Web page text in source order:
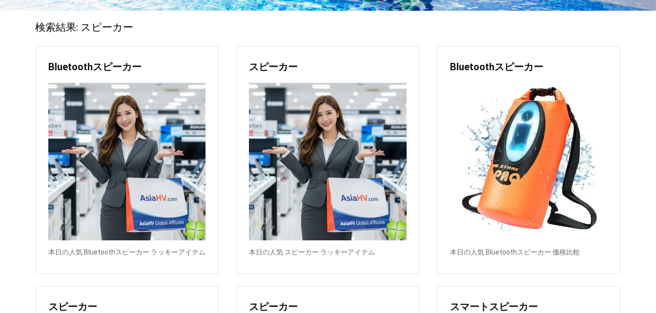
検索結果: スピーカー
Bluetoothスピーカー
本日の人気 Bluetoothスピーカー ラッキーアイテム
スピーカー
本日の人気 スピーカー ラッキーアイテム
Bluetoothスピーカー
本日の人気 Bluetoothスピーカー 価格比較
スピーカー スピーカー スマートスピーカー